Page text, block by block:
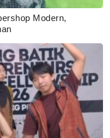
Modern,